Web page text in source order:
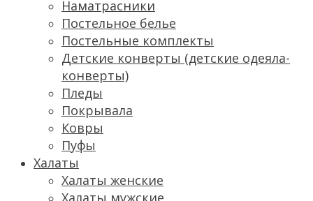
Наматрасники
Постельное белье
Постельные комплекты
Детские конверты (детские одеяла-
конверты)
Пледы
Покрывала
Ковры
Пуфы
Халаты
Халаты женские
Халаты мужские